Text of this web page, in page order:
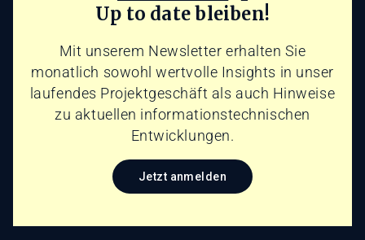
Up to date bleiben!
Mit unserem Newsletter erhalten Sie
monatlich sowohl wertvolle Insights in unser
laufendes Projektgeschäft als auch Hinweise
zu aktuellen informationstechnischen
Entwicklungen.
Jetzt anmelden